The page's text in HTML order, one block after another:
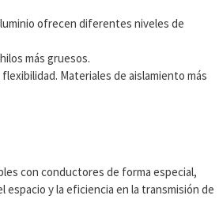
ofrecen diferentes niveles de
más gruesos.
Materiales de aislamiento más
con conductores de forma especial,
y la eficiencia en la transmisión de